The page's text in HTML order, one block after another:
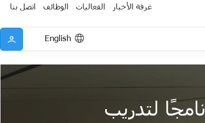
غرفة الأخبار الفعاليات الوظائف اتصل بنا
English
لتدريب